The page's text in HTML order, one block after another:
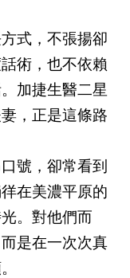
式，不張揚卻
術，也不依賴
加捷生醫二星
，正是這條路
號，卻常看到
在美濃平原的
。對他們而
是在一次次真